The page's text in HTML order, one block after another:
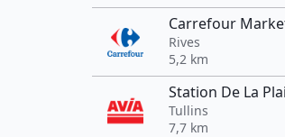
Carrefour
Rives
5,2 km
Station De La
Tullins
7,7 km